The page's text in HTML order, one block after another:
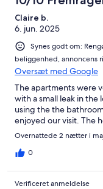
Claire b.
6. jun. 2025
Synes godt om:
beliggenhed, annoncens
Oversæt med Google
The apartments were
with a small leak in
using the the
enjoyed our visit. The
Overnattede 2 nætter i
0
Verificeret anmeldelse